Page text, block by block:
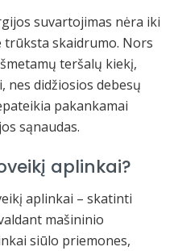
suvartojimas nėra iki
trūksta skaidrumo. Nors
teršalų kiekį,
nes didžiosios debesų
pakankamai
sąnaudas.
aplinkai?
aplinkai – skatinti
mašininio
siūlo priemones,